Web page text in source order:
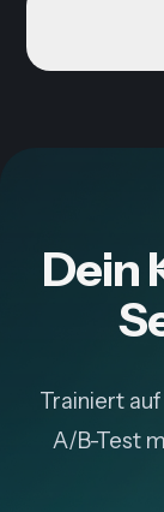
Dein
Trainiert
A/B-Test